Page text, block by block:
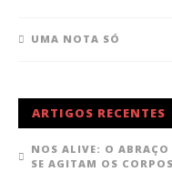
UMA NOTA SÓ
ARTIGOS RECENTES
NOS ALIVE: O ABRAÇO
SE AGITAM OS CORPOS